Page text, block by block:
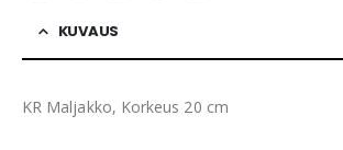
KUVAUS
KR Maljakko, Korkeus 20 cm